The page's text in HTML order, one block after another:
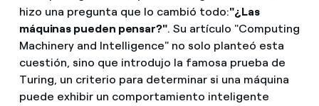
hizo una pregunta que lo cambió todo:"¿Las
máquinas pueden pensar?". Su artículo "Computing
Machinery and Intelligence" no solo planteó esta
cuestión, sino que introdujo la famosa prueba de
Turing, un criterio para determinar si una máquina
puede exhibir un comportamiento inteligente